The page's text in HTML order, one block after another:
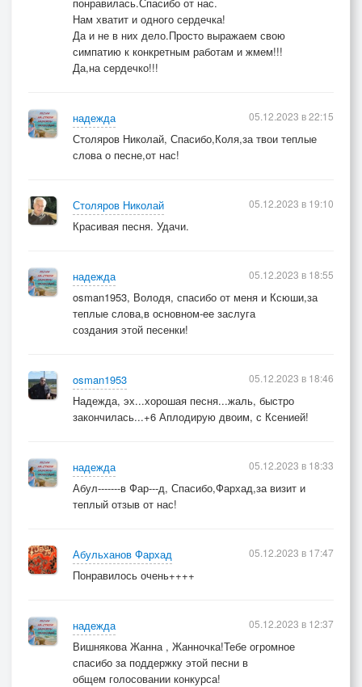
Нам хватит и одного сердечка!
Да и не в них дело.Просто выражаем свою
симпатию к конкретным работам и жмем!!!
Да,на сердечко!!!
надежда
Столяров Николай, Спасибо,Коля,за твои теплые
слова о песне,от нас!
05.12.2023 в 22:15
Столяров Николай
Красивая песня. Удачи.
05.12.2023 в 19:10
надежда
osman1953, Володя, спасибо от меня и Ксюши,за
теплые слова,в основном-ее заслуга
создания этой песенки!
05.12.2023 в 18:55
osman1953
Надежда, эх...хорошая песня...жаль, быстро
закончилась...+6 Аплодирую двоим, с Ксенией!
05.12.2023 в 18:46
надежда
Абул-------в Фар---д, Спасибо,Фархад,за визит и
теплый отзыв от нас!
05.12.2023 в 18:33
Абульханов Фархад
Понравилось очень++++
05.12.2023 в 17:47
надежда
Вишнякова Жанна , Жанночка!Тебе огромное
спасибо за поддержку этой песни в
общем голосовании конкурса!
05.12.2023 в 12:37